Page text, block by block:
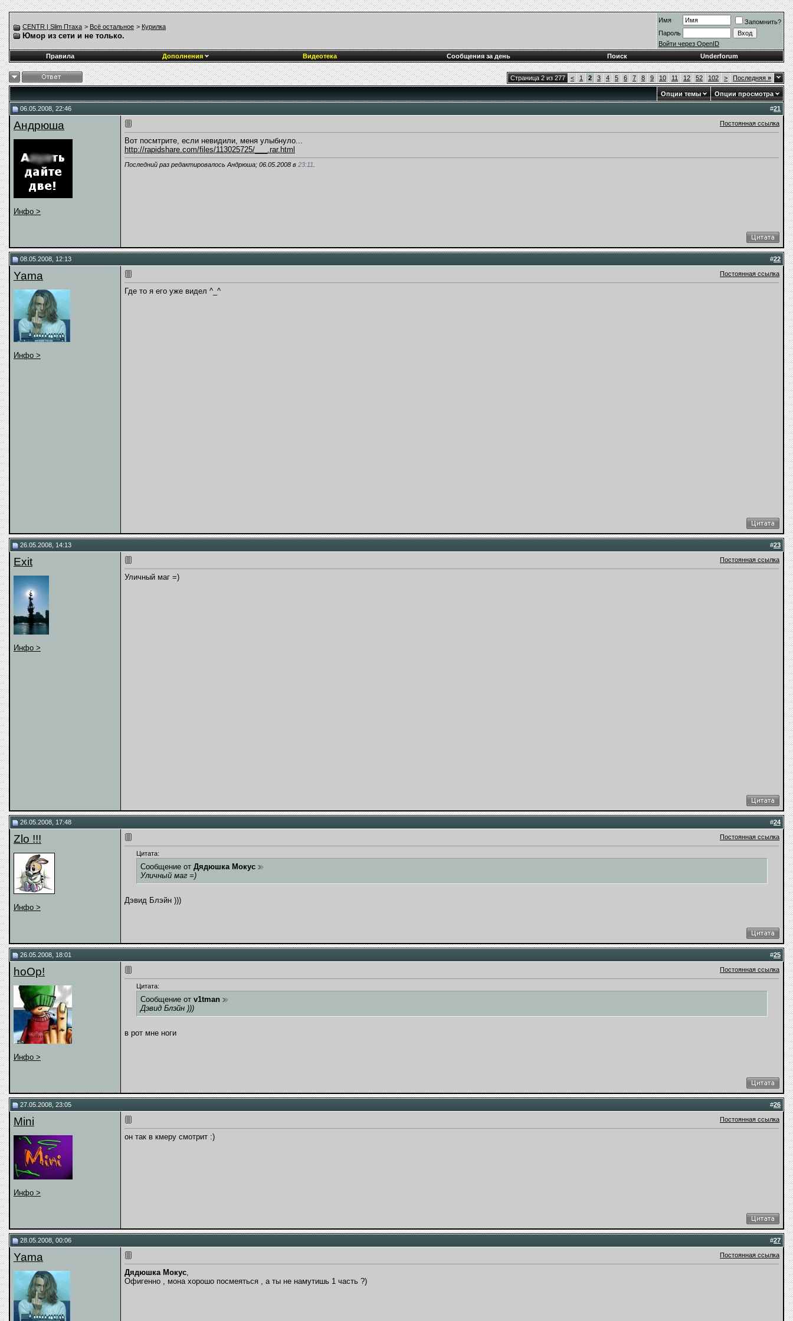
CENTR | Slim Птаха > Всё остальное > Курилка
Юмор из сети и не только.
Имя
Запомнить?
Пароль
Войти через OpenID
Правила
Дополнения Видеотека Сообщения за день Поиск Underforum
Страница 2 из 277 < 1 2 3 4 5 6 7 8 9 10 11 12 52 102 > Последняя »
Опции темы Опции просмотра
06.05.2008, 22:46 #21
Андрюша
Инфо >
Постоянная ссылка
Вот посмтрите, если невидили, меня улыбнуло...
http://rapidshare.com/files/113025725/___.rar.html
Последний раз редактировалось Андрюша; 06.05.2008 в 23:11
08.05.2008, 12:13 #22
Yama
Инфо >
Постоянная ссылка
Где то я его уже видел ^_^
26.05.2008, 14:13 #23
Exit
Инфо >
Постоянная ссылка
Уличный маг =)
26.05.2008, 17:48 #24
Zlo !!!
Инфо >
Постоянная ссылка
Цитата:
Сообщение от Дядюшка Мокус
Уличный маг =)
Дэвид Блэйн )))
26.05.2008, 18:01 #25
hoOp!
Инфо >
Постоянная ссылка
Цитата:
Сообщение от v1tman
Дэвид Блэйн )))
в рот мне ноги
27.05.2008, 23:05 #26
Mini
Инфо >
Постоянная ссылка
он так в кмеру смотрит :)
28.05.2008, 00:06 #27
Yama Постоянная ссылка
Дядюшка Мокус,
Офигенно , мона хорошо посмеяться , а ты не намутишь 1 часть ?)